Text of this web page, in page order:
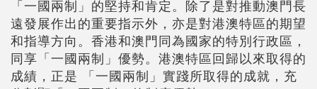
「一國兩制」的堅持和肯定。除了是對推動澳門長
遠發展作出的重要指示外，亦是對港澳特區的期望
和指導方向。香港和澳門同為國家的特別行政區，
同享「一國兩制」優勢。港澳特區回歸以來取得的
成績，正是 「一國兩制」實踐所取得的成就，充